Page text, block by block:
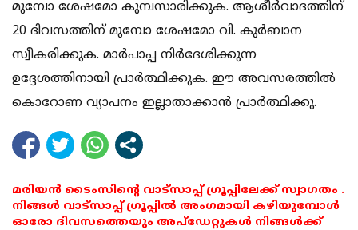
മുമ്പോ ശേഷമോ കുമ്പസാരിക്കുക. ആശീര്‍വാദത്തിന്
20 ദിവസത്തിന് മുമ്പോ ശേഷമോ വി. കുര്‍ബാന
സ്വീകരിക്കുക. മാര്‍പാപ്പ നിര്‍ദേശിക്കുന്ന
ഉദ്ദേശത്തിനായി പ്രാര്‍ത്ഥിക്കുക. ഈ അവസരത്തില്‍
കൊറോണ വ്യാപനം ഇല്ലാതാക്കാന്‍ പ്രാര്‍ത്ഥിക്കു.
മരിയൻ ടൈംസിന്റെ വാട്സാപ്പ് ഗ്രൂപ്പിലേക്ക് സ്വാഗതം .
നിങ്ങൾ വാട്സാപ്പ് ഗ്രൂപ്പിൽ അംഗമായി കഴിയുമ്പോൾ
ഓരോ ദിവസത്തെയും അപ്ഡേറ്റുകൾ നിങ്ങൾക്ക്